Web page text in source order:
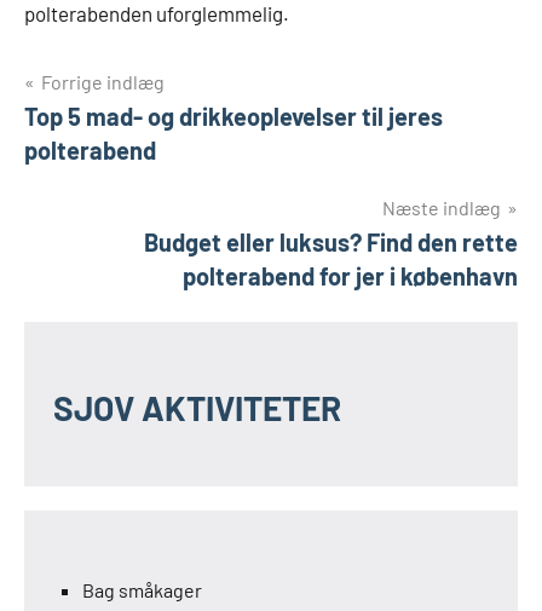
polterabenden uforglemmelig.
Indlægsnavigation
Forrige indlæg
Top 5 mad- og drikkeoplevelser til jeres
polterabend
Næste indlæg
Budget eller luksus? Find den rette
polterabend for jer i københavn
SJOV AKTIVITETER
Bag småkager